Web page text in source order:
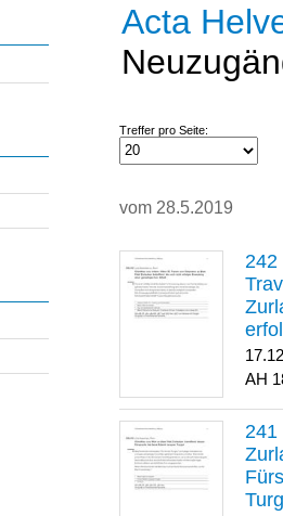
Acta
Treffer pro Seite:
vom 28.5.2019